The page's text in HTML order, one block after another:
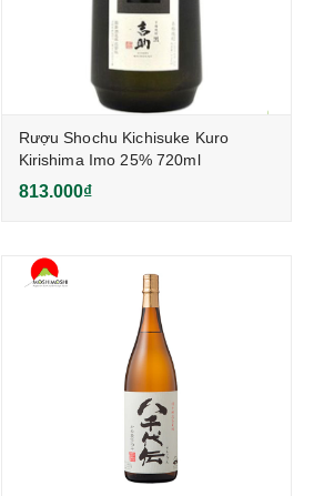
Rượu Shochu Kichisuke Kuro
Kirishima Imo 25% 720ml
813.000₫